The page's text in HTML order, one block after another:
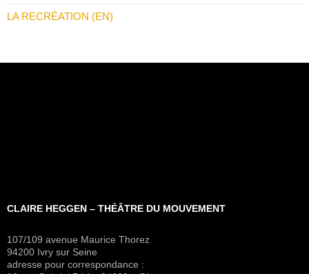
LA RECRÉATION (EN)
CLAIRE HEGGEN – THÉÂTRE DU MOUVEMENT
107/109 avenue Maurice Thorez
94200 Ivry sur Seine
adresse pour correspondance :